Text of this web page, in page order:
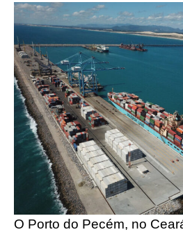
O Porto do Pecém, no